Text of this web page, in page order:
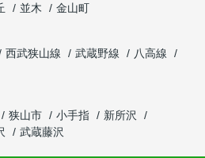
並木
金山町
西武狭山線 武蔵野線
八高線
狭山市 小手指
新所沢
武蔵藤沢